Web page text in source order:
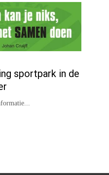
sportpark in de